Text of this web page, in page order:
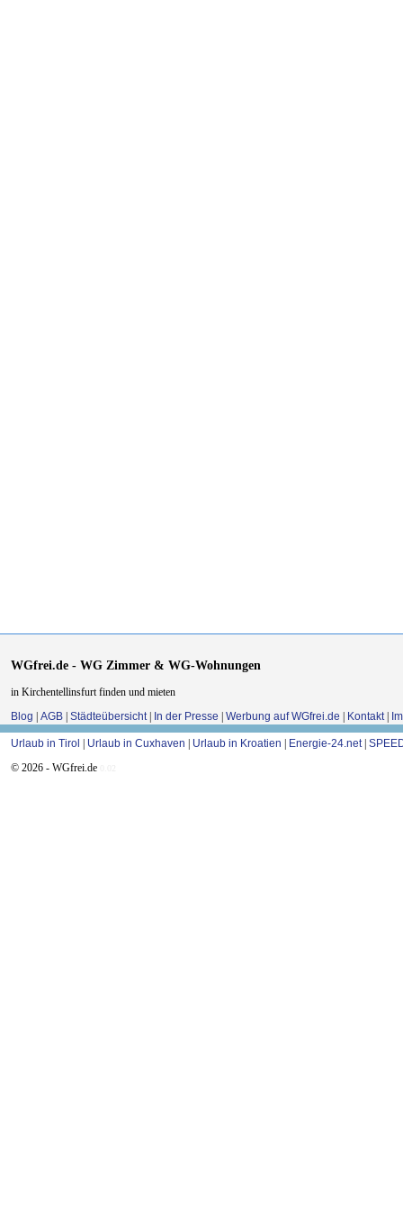
WGfrei.de - WG Zimmer & WG-Wohnungen
in Kirchentellinsfurt finden und mieten
Blog | AGB | Städteübersicht | In der Presse | Werbung auf WGfrei.de | Kontakt |
Urlaub in Tirol | Urlaub in Cuxhaven | Urlaub in Kroatien | Energie-24.net|
© 2026 - WGfrei.de